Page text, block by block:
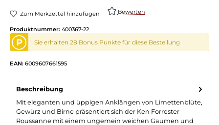
Zum Merkzettel hinzufügen Bewerten
Produktnummer: 400367-22
P Sie erhalten 28 Bonus Punkte für diese Bestellung
EAN: 6009607661595
Beschreibung
Mit eleganten und üppigen Anklängen von Limettenblüte,
Gewürz und Birne präsentiert sich der Ken Forrester
Roussanne mit einem ungemein weichen Gaumen und